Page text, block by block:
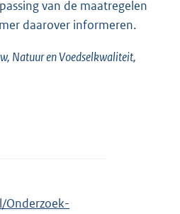
van de maatregelen
daarover informeren.
Natuur en Voedselkwaliteit,
Onderzoek-